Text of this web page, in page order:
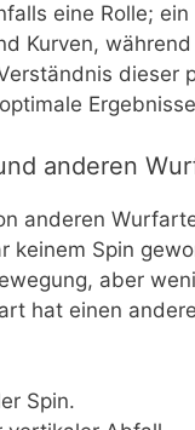
eine Rolle;
Kurven,
dieser
anderen
anderen
keinem Spin
aber
hat einen
Spin.